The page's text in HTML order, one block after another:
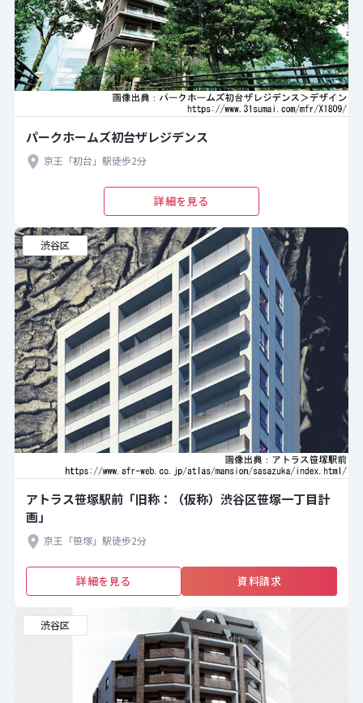
パークホームズ初台ザレジデンス
京王「初台」駅徒歩2分
詳細を見る
渋谷区
アトラス笹塚駅前「旧称：（仮称）渋谷区笹塚一丁目計
画」
京王「笹塚」駅徒歩2分
詳細を見る 資料請求
渋谷区